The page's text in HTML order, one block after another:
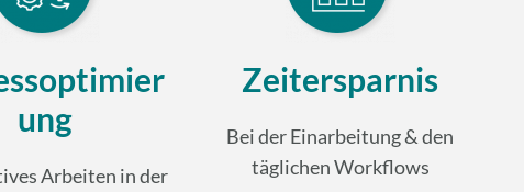
ung
Arbeiten in der
Zeitersparnis
Bei der Einarbeitung & den
täglichen Workflows